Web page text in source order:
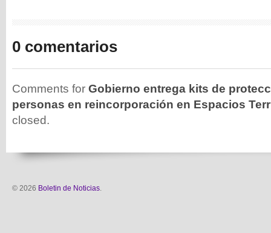
0 comentarios
Comments for Gobierno entrega kits de
personas en reincorporación en Espacios
closed.
© 2026 Boletin de Noticias.